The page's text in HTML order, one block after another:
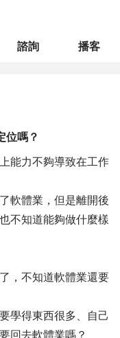
諮詢 播客
位嗎？
能力不夠導致在工作
軟體業，但是離開後
不知道能夠做什麼樣
，不知道軟體業還要
學得東西很多、自己
回去軟體業嗎？